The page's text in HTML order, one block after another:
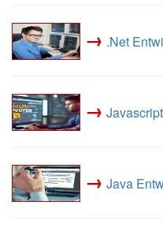
→ .Net
→
→ Java